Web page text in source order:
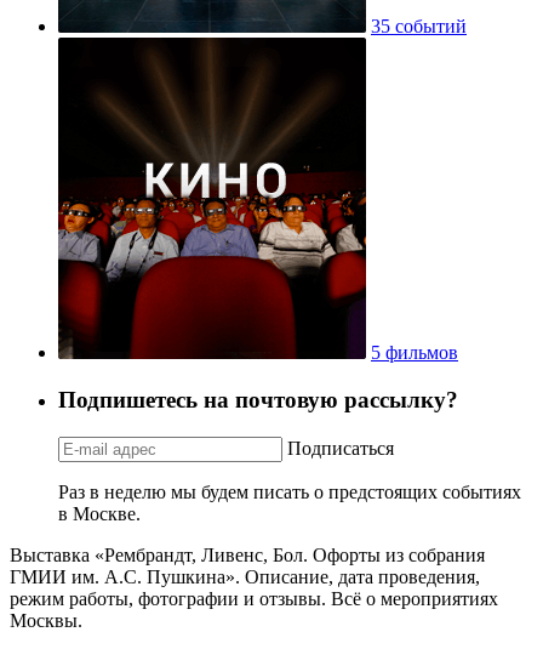
35 событий
5 фильмов
Подпишетесь на почтовую рассылку?
Подписаться
Раз в неделю мы будем писать о предстоящих событиях
в Москве.
Выставка «Рембрандт, Ливенс, Бол. Офорты из собрания
ГМИИ им. А.С. Пушкина». Описание, дата проведения,
режим работы, фотографии и отзывы. Всё о мероприятиях
Москвы.